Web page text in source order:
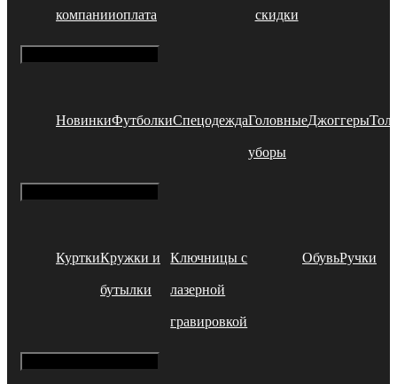
компанииоплата скидки
НовинкиФутболкиСпецодеждаГоловные
уборы
Джоггеры
КурткиКружки и
бутылки
Ключницы с
лазерной
гравировкой
ОбувьРучки